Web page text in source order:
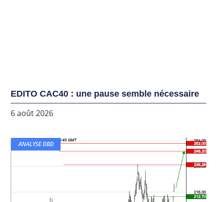
EDITO CAC40 : une pause semble nécessaire
6 août 2026
ANALYSE DBD